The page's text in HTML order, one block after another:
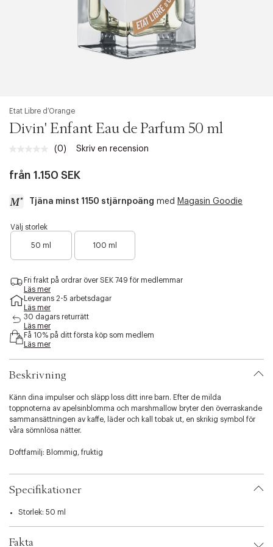
Etat Libre d’Orange
Divin' Enfant Eau de Parfum 50 ml
Inget
Länk
sida.
(0) Skriv en recension
från 1.150 SEK
Tjäna minst 1150 stjärnpoäng med Magasin Goodie
a
e
s
b
i
y
.
a
r
a
i
s
l
e
Välj storlek
50 ml
r
n
r
f
k
100 ml
Fri frakt på ordrar över SEK 749 för medlemmar
Läs mer
Leverans 2-5 arbetsdagar
Läs mer
30 dagars returrätt
Läs mer
Få 10% på ditt första köp som medlem
Läs mer
Beskrivning
Känn dina impulser och släpp loss ditt inre barn. Efter de milda
toppnoterna av apelsinblomma och marshmallow bryter den överraskande
sammansättningen av kaffe, läder och kall tobak ut, en skrikig symbol för
våra sömnlösa nätter.
Doftfamilj: Blommig, fruktig
Doftnoter:
Toppnoter: Bergamott, neroli, persika
Hjärtnoter: Rosenabsolut, apelsinblomma, heliotrop
Basnoter: Vanilj, patchouli, mysk
Ett barn kan antingen charma eller irritera oss med lika stor hänsynslöshet.
Ett barn kan vara oemotståndligt med sitt änglalika leende, men det vet
Specifikationer
Storlek: 50 ml
Fakta